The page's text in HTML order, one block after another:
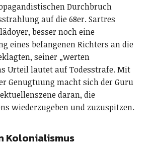
Durchbruch
auf die 68er. Sartres
besser noch eine
eines befangenen Richters an die
seiner „werten
Urteil lautet auf Todesstrafe. Mit
Genugtuung macht sich der Guru
daran, die
wiederzugeben und zuzuspitzen.
Kolonialismus